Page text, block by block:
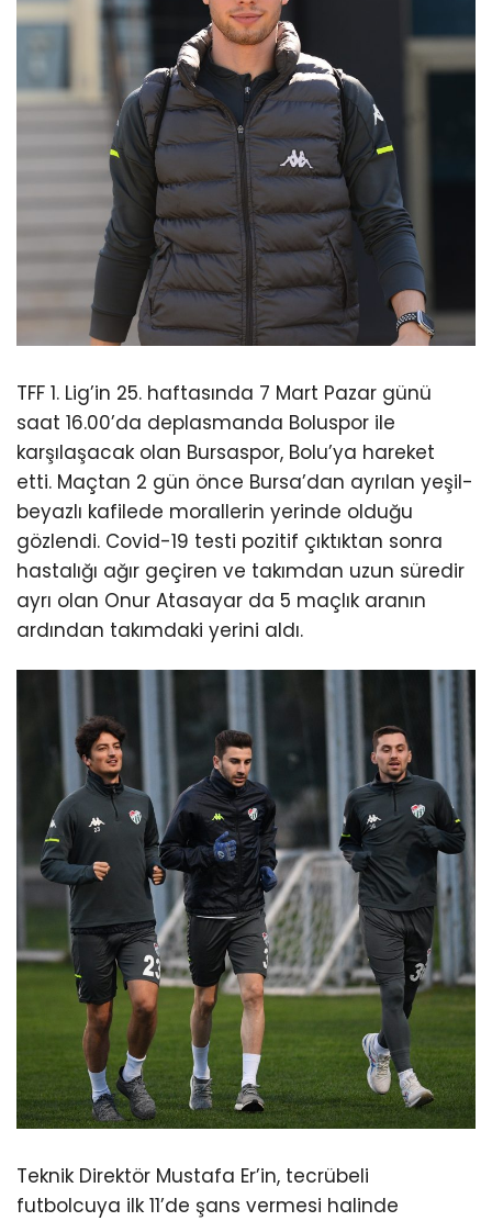
TFF 1. Lig’in 25. haftasında 7 Mart Pazar günü
saat 16.00’da deplasmanda Boluspor ile
karşılaşacak olan Bursaspor, Bolu’ya hareket
etti. Maçtan 2 gün önce Bursa’dan ayrılan yeşil-
beyazlı kafilede morallerin yerinde olduğu
gözlendi. Covid-19 testi pozitif çıktıktan sonra
hastalığı ağır geçiren ve takımdan uzun süredir
ayrı olan Onur Atasayar da 5 maçlık aranın
ardından takımdaki yerini aldı.
Teknik Direktör Mustafa Er’in, tecrübeli
futbolcuya ilk 11’de şans vermesi halinde